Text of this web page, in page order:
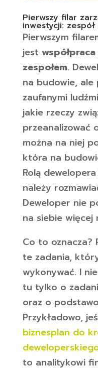
Pierwszy filar
inwestycji:
Pierwszym
jest
zespołem.
na budowie,
zaufanymi
jakie rzeczy
przeanalizować
można na niej
która na
Rolą
należy
Deweloper nie
na siebie więcej
Co to oznacza?
te zadania,
wykonywać. I
tu tylko o
oraz o
Przykładowo,
biznesplan do
to analitykowi